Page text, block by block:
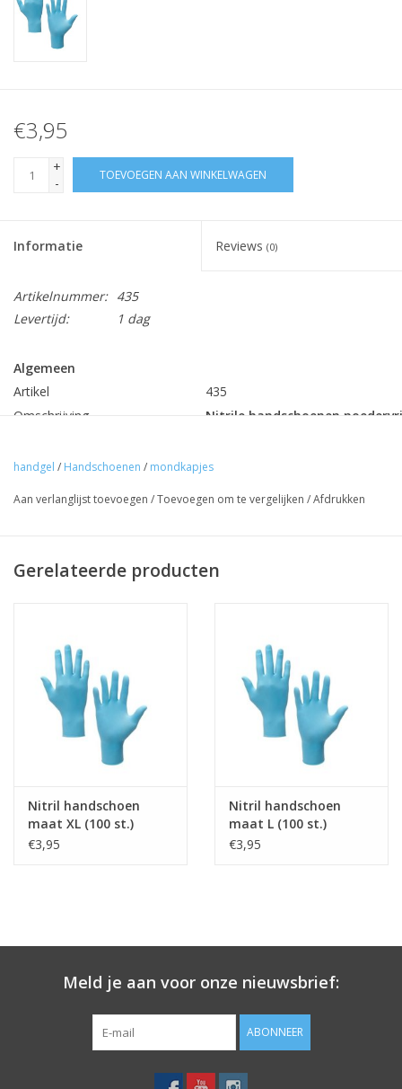
€3,95
+
-
TOEVOEGEN AAN WINKELWAGEN
Informatie Reviews (0)
Artikelnummer: 435
Levertijd:
1 dag
Algemeen
Artikel
435
Omschrijving
Nitrile handschoenen
Kleur
Blauw
Grotere afnames in overleg door telefonisch contact op te
nemen met +31-(0)40-2265906.
Nitril handschoenen bieden uitstekende tactiele gevoeligheid en
uitstekende grip in natte en droge omgevingen. De latex-,
siliconen- en poedervrije handschoenen zijn ontworpen voor
hoge perforatieweerstand en verminderen het risico op
Belangrijke informatie:
• De nitrile handschoenen voorraad is beperkt.
handgel / Handschoenen / mondkapjes
Aan verlanglijst toevoegen /Toevoegen om te vergelijken /Afdrukken
Gerelateerde producten
Nitril handschoen
maat XL (100 st.)
€3,95
Nitril handschoen
maat L (100 st.)
€3,95
Meld je aan voor onze nieuwsbrief:
ABONNEER